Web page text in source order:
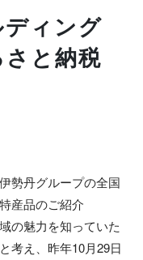
ディング
と納税
勢丹グループの全国
産品のご紹介
の魅力を知っていた
考え、昨年10月29日